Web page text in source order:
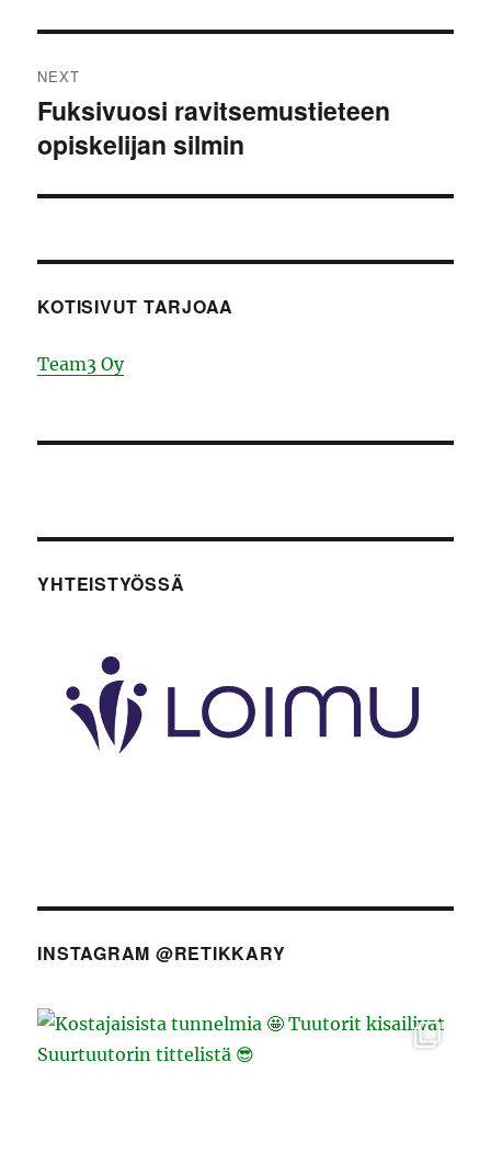
NEXT
Next
post:
Fuksivuosi ravitsemustieteen
opiskelijan silmin
KOTISIVUT TARJOAA
Team3 Oy
YHTEISTYÖSSÄ
INSTAGRAM @RETIKKARY